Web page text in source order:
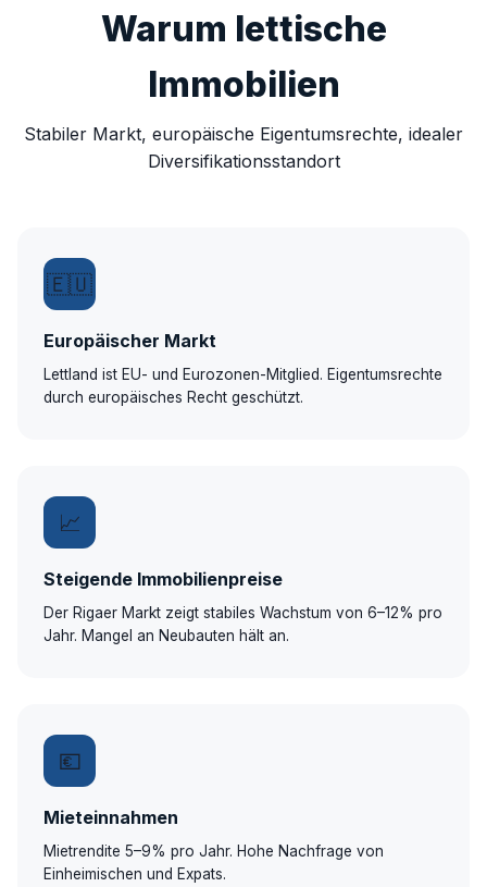
Warum lettische
Immobilien
Stabiler Markt, europäische Eigentumsrechte, idealer
Diversifikationsstandort
🇪🇺
Europäischer Markt
Lettland ist EU- und Eurozonen-Mitglied. Eigentumsrechte
durch europäisches Recht geschützt.
📈
Steigende Immobilienpreise
Der Rigaer Markt zeigt stabiles Wachstum von 6–12% pro
Jahr. Mangel an Neubauten hält an.
💶
Mieteinnahmen
Mietrendite 5–9% pro Jahr. Hohe Nachfrage von
Einheimischen und Expats.